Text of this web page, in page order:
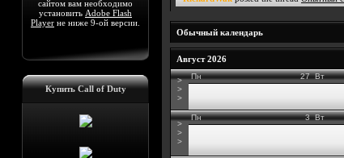
сайтом вам необходимо
установить Adobe Flash
Player не ниже 9-ой версии.
Купить Call of Duty
Обычный календарь
Август 2026
>
>
>
27
Пн Вт
>
>
>
3
Пн Вт